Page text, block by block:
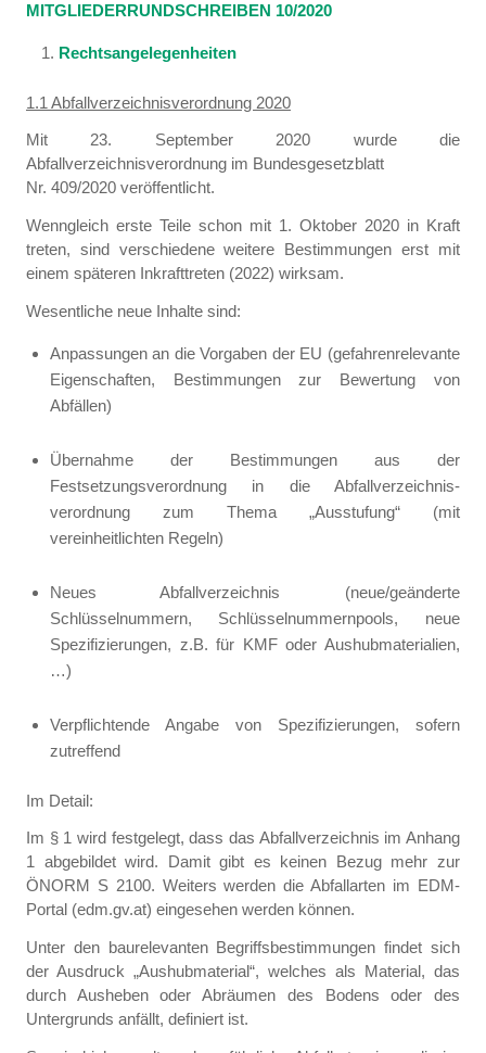
MITGLIEDERRUNDSCHREIBEN 10/2020
Rechtsangelegenheiten
1.1 Abfallverzeichnisverordnung 2020
Mit 23. September 2020 wurde die
Abfallverzeichnisverordnung im Bundesgesetzblatt
Nr. 409/2020 veröffentlicht.
Wenngleich erste Teile schon mit 1. Oktober 2020 in Kraft
treten, sind verschiedene weitere Bestimmungen erst mit
einem späteren Inkrafttreten (2022) wirksam.
Wesentliche neue Inhalte sind:
Anpassungen an die Vorgaben der EU (gefahrenrelevante
Eigenschaften, Bestimmungen zur Bewertung von
Abfällen)
Übernahme der Bestimmungen aus der
Festsetzungsverordnung in die Abfallverzeichnis-
verordnung zum Thema „Ausstufung“ (mit
vereinheitlichten Regeln)
Neues Abfallverzeichnis (neue/geänderte
Schlüsselnummern, Schlüsselnummernpools, neue
Spezifizierungen, z.B. für KMF oder Aushubmaterialien,
…)
Verpflichtende Angabe von Spezifizierungen, sofern
zutreffend
Im Detail:
Im § 1 wird festgelegt, dass das Abfallverzeichnis im Anhang
1 abgebildet wird. Damit gibt es keinen Bezug mehr zur
ÖNORM S 2100. Weiters werden die Abfallarten im EDM-
Portal (edm.gv.at) eingesehen werden können.
Unter den baurelevanten Begriffsbestimmungen findet sich
der Ausdruck „Aushubmaterial“, welches als Material, das
durch Ausheben oder Abräumen des Bodens oder des
Untergrunds anfällt, definiert ist.